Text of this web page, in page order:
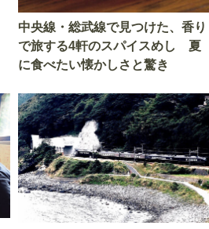
中央線・総武線で見つけた、香り
で旅する4軒のスパイスめし 夏
に食べたい懐かしさと驚き